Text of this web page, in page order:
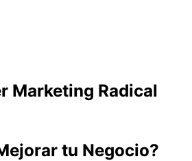
Marketing Radical
tu Negocio?